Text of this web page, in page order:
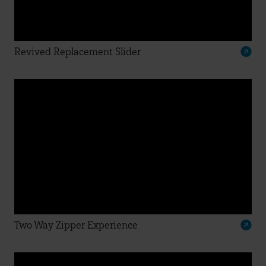
Revived Replacement Slider
Two Way Zipper Experience